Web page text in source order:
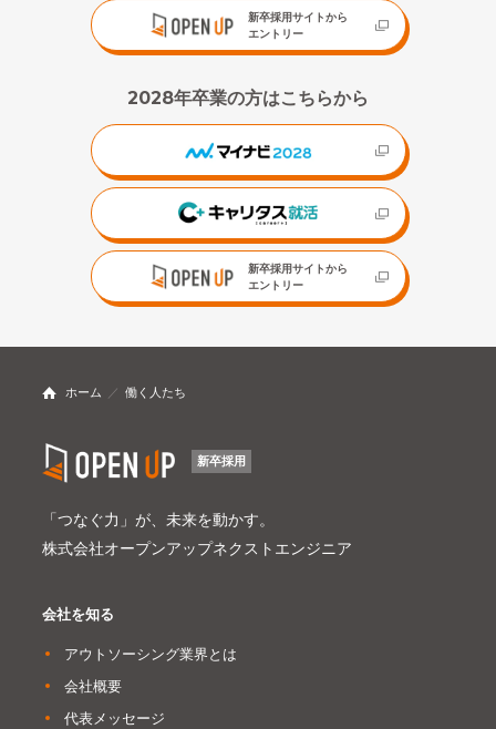
新卒採用サイトから
エントリー
2028年卒業の方はこちらから
新卒採用サイトから
エントリー
ホーム 働く人たち
会社を知る
アウトソーシング業界とは
会社概要
代表メッセージ
新卒採用
「つなぐ力」が、未来を動かす。
株式会社オープンアップネクストエンジニア